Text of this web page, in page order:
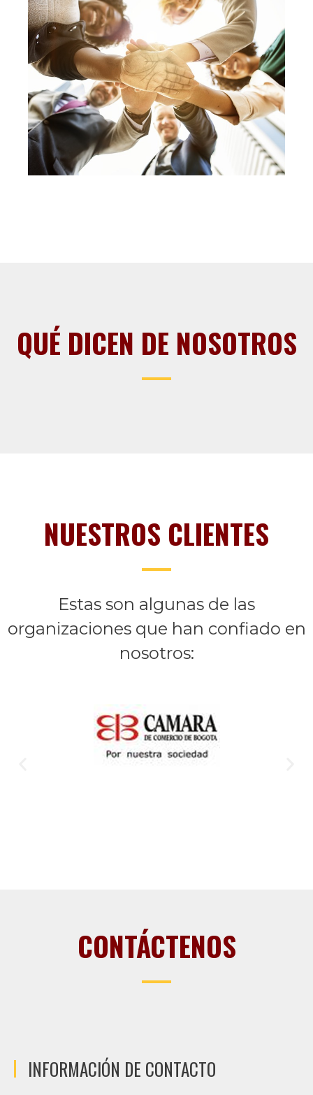
QUÉ DICEN DE NOSOTROS
NUESTROS CLIENTES
Estas son algunas de las
organizaciones que han confiado en
nosotros:
CONTÁCTENOS
INFORMACIÓN DE CONTACTO